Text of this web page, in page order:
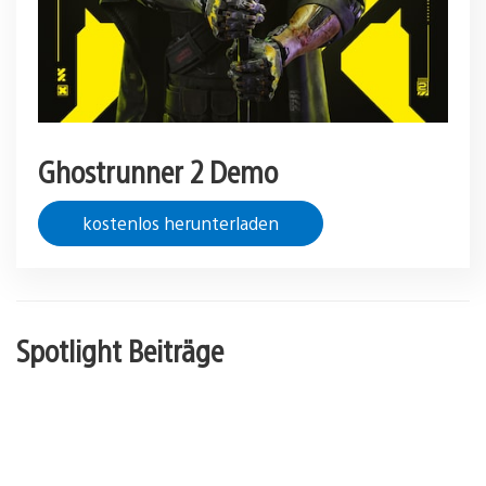
Ghostrunner 2 Demo
kostenlos herunterladen
Spotlight Beiträge